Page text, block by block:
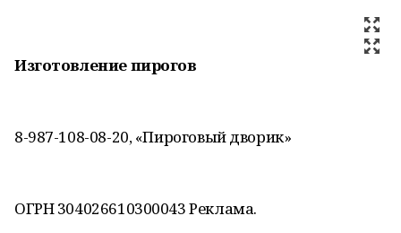
Изготовление пирогов
8-987-108-08-20, «Пироговый дворик»
ОГРН 304026610300043 Реклама.